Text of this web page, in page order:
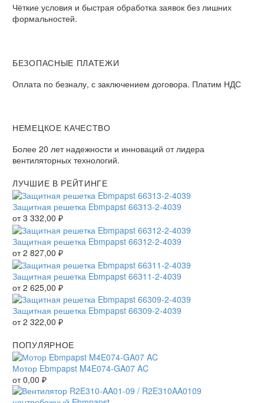
Чёткие условия и быстрая обработка заявок без лишних
формальностей.
БЕЗОПАСНЫЕ ПЛАТЕЖИ
Оплата по безналу, с заключением договора. Платим НДС
НЕМЕЦКОЕ КАЧЕСТВО
Более 20 лет надежности и инноваций от лидера
вентиляторных технологий.
ЛУЧШИЕ В РЕЙТИНГЕ
Защитная решетка Ebmpapst 66313-2-4039
от3 332,00 ₽
Защитная решетка Ebmpapst 66312-2-4039
от2 827,00 ₽
Защитная решетка Ebmpapst 66311-2-4039
от2 625,00 ₽
Защитная решетка Ebmpapst 66309-2-4039
от2 322,00 ₽
ПОПУЛЯРНОЕ
Мотор Ebmpapst M4E074-GA07 AC
от0,00 ₽